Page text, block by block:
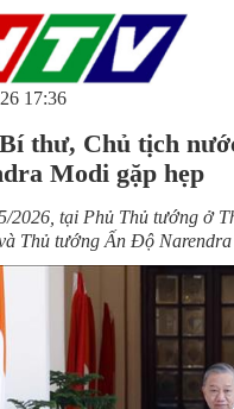
17:36
thư, Chủ tịch
Modi gặp hẹp
2026, tại Phủ Thủ tướng ở
Thủ tướng Ấn Độ